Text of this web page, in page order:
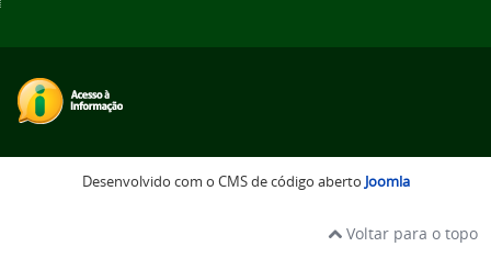
Desenvolvido com o CMS de código aberto Joomla
Voltar para o topo